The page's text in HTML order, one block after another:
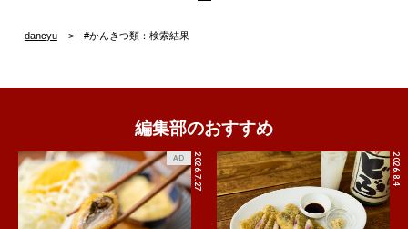
dancyu #かんきつ類：検索結果
編集部のおすすめ
2026.7.27
AD 2026.8.4